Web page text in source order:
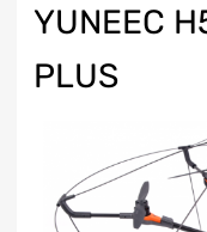
YUNEEC
PLUS